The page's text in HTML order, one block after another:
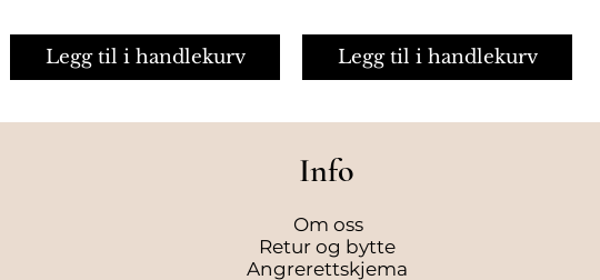
Legg til i handlekurv Legg til i handlekurv
Info
Om oss
Retur og bytte
Angrerettskjema